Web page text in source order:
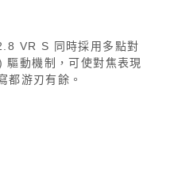
VR S 同時採用多點對
動機制，可使對焦表現
都游刃有餘。